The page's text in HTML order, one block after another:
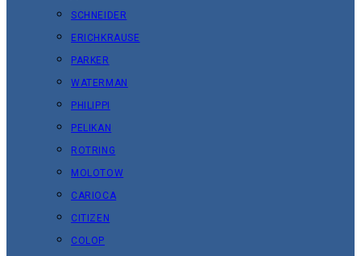
SCHNEIDER
ERICHKRAUSE
PARKER
WATERMAN
PHILIPPI
PELIKAN
ROTRING
MOLOTOW
CARIOCA
CITIZEN
COLOP